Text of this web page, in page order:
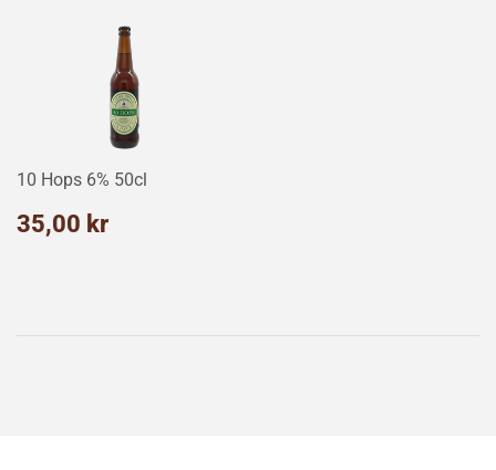
10 Hops 6% 50cl
Normalpris
35,00 kr